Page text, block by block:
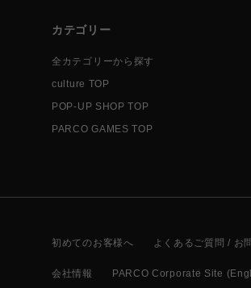
カテゴリー
全カテゴリーから探す
culture TOP
POP-UP SHOP TOP
PARCO GAMES TOP
初めてのお客様へ よくあるご質問 / お
会社情報 PARCO Corporate Site